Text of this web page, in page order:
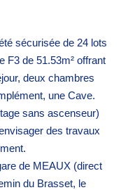
sécurisée de 24 lots
F3 de 51.53m² offrant
deux chambres
une Cave.
sans ascenseur)
des travaux
de MEAUX (direct
du Brasset, le